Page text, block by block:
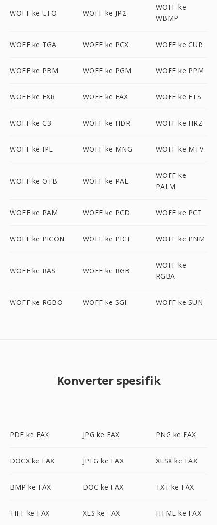
WOFF ke UFO WOFF ke JP2
WOFF ke
WBMP
WOFF ke TGA WOFF ke PCX WOFF ke CUR
WOFF ke PBM WOFF ke PGM WOFF ke PPM
WOFF ke EXR WOFF ke FAX WOFF ke FTS
WOFF ke G3 WOFF ke HDR WOFF ke HRZ
WOFF ke IPL WOFF ke MNG WOFF ke MTV
WOFF ke OTB WOFF ke PAL
WOFF ke
PALM
WOFF ke PAM WOFF ke PCD WOFF ke PCT
WOFF ke PICON WOFF ke PICT WOFF ke PNM
WOFF ke RAS WOFF ke RGB
WOFF ke
RGBA
WOFF ke RGBO WOFF ke SGI WOFF ke SUN
Konverter spesifik
PDF ke FAX JPG ke FAX PNG ke FAX
DOCX ke FAX JPEG ke FAX XLSX ke FAX
BMP ke FAX DOC ke FAX TXT ke FAX
TIFF ke FAX XLS ke FAX HTML ke FAX